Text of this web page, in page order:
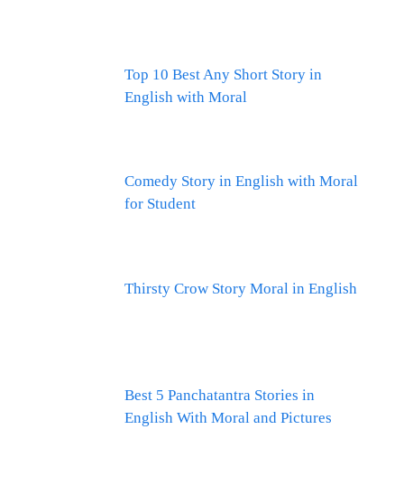
Top 10 Best Any Short Story in
English with Moral
Comedy Story in English with Moral
for Student
Thirsty Crow Story Moral in English
Best 5 Panchatantra Stories in
English With Moral and Pictures